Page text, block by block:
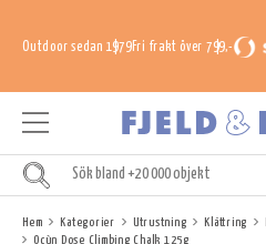
Outdoor sedan 1979Fri frakt över 799,-
Hem Kategorier Utrustning Klättring
Ocùn Dose Climbing Chalk 125g